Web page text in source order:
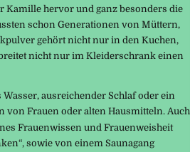
Kamille hervor und ganz besonders die
schon Generationen von Müttern,
gehört nicht nur in den Kuchen,
nicht nur im Kleiderschrank einen
ausreichender Schlaf oder ein
von Frauen oder alten Hausmitteln. Auch
Frauenwissen und Frauenweisheit
sowie von einem Saunagang